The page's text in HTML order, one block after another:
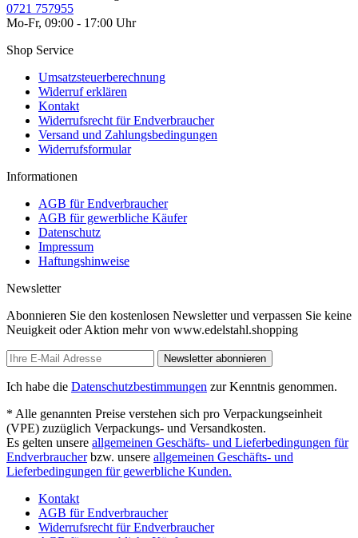
0721 757955
Mo-Fr, 09:00 - 17:00 Uhr
Shop Service
Umsatzsteuerberechnung
Widerruf erklären
Kontakt
Widerrufsrecht für Endverbraucher
Versand und Zahlungsbedingungen
Widerrufsformular
Informationen
AGB für Endverbraucher
AGB für gewerbliche Käufer
Datenschutz
Impressum
Haftungshinweise
Newsletter
Abonnieren Sie den kostenlosen Newsletter und verpassen Sie keine
Neuigkeit oder Aktion mehr von www.edelstahl.shopping
Newsletter abonnieren
Ich habe die Datenschutzbestimmungen zur Kenntnis genommen.
* Alle genannten Preise verstehen sich pro Verpackungseinheit
(VPE) zuzüglich Verpackungs- und Versandkosten.
Es gelten unsere allgemeinen Geschäfts- und Lieferbedingungen für
Endverbraucherbzw. unsere allgemeinen Geschäfts- und
Lieferbedingungen für gewerbliche Kunden.
Kontakt
AGB für Endverbraucher
Widerrufsrecht für Endverbraucher